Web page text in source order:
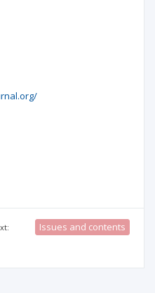
Issues and contents